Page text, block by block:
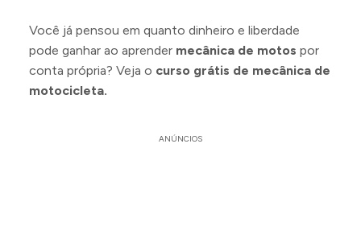
Você já pensou em quanto dinheiro e liberdade
pode ganhar ao aprender mecânica de motos por
conta própria? Veja o curso grátis de mecânica de
motocicleta.
ANÚNCIOS